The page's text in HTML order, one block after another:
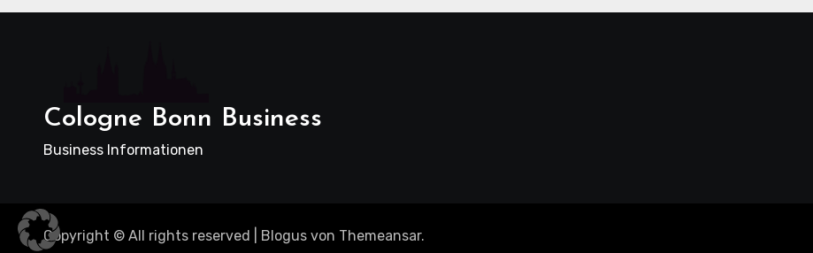
Cologne Bonn Business
Business Informationen
Copyright © All rights reserved Blogus von Themeansar.